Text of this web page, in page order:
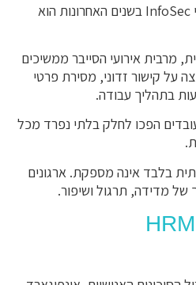
אחד הנושאים הבולטים בכנסי InfoSec בשנים האחרונות הוא
מרבית אירועי הסייבר ממשיכים
על קישור זדוני, מסירת פרטי
בתהליך עבודה.
הפכו לחלק בלתי נפרד מכל
בלבד אינה מספקת. ארגונים
מדידה, תרגול ושיפור.